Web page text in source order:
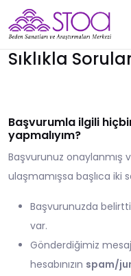
Sıklıkla
Başvurumla ilgili
yapmalıyım?
Başvurunuz onaylanmış
ulaşmamışsa başlıca iki
Başvurunuzda
var.
Gönderdiğimiz
hesabınızın spam/